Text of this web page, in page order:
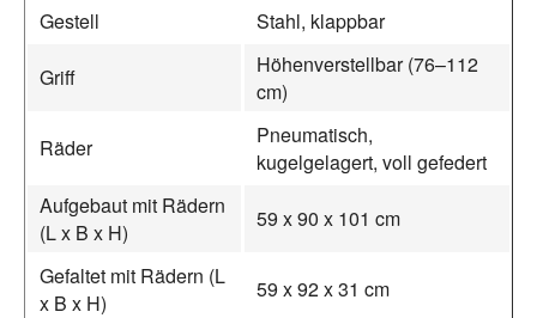
Gestell Stahl, klappbar
Griff
Höhenverstellbar (76–112
cm)
Räder
Pneumatisch,
kugelgelagert, voll gefedert
Aufgebaut mit Rädern
(L x B x H)
59 x 90 x 101 cm
Gefaltet mit Rädern (L
x B x H)
59 x 92 x 31 cm